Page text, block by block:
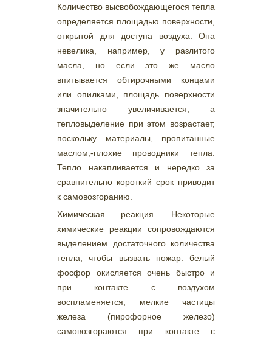
Количество высвобождающегося тепла
определяется площадью поверхности,
открытой для доступа воздуха. Она
невелика, например, у разлитого
масла, но если это же масло
впитывается обтирочными концами
или опилками, площадь поверхности
значительно увеличивается, а
тепловыделение при этом возрастает,
поскольку материалы, пропитанные
маслом,-плохие проводники тепла.
Тепло накапливается и нередко за
сравнительно короткий срок приводит
к самовозгоранию.
Химическая реакция. Некоторые
химические реакции сопровождаются
выделением достаточного количества
тепла, чтобы вызвать пожар: белый
фосфор окисляется очень быстро и
при контакте с воздухом
воспламеняется, мелкие частицы
железа (пирофорное железо)
самовозгораются при контакте с